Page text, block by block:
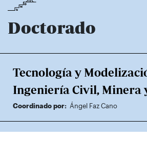
Doctorado
Tecnología y
Ingeniería Civil, Minera
Coordinado por: Ángel Faz Cano